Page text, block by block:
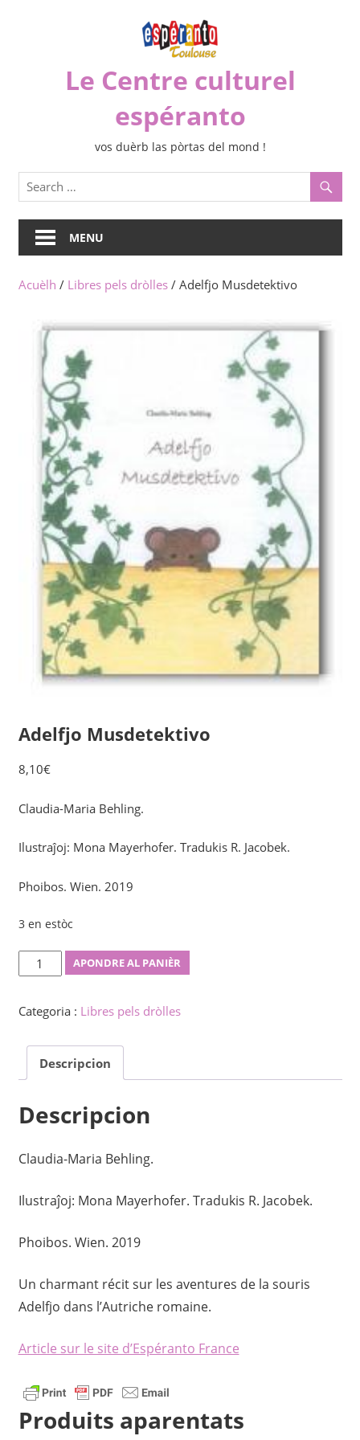
Le Centre culturel
espéranto
vos duèrb las pòrtas del mond !
MENU
Acuèlh / Libres pels dròlles/ Adelfjo Musdetektivo
Adelfjo Musdetektivo
8,10€
Claudia-Maria Behling.
Ilustraĵoj: Mona Mayerhofer. Tradukis R. Jacobek.
Phoibos. Wien. 2019
3 en estòc
Adelfjo
Musdetektivo
APONDRE AL PANIÈR
Categoria : Libres pels dròlles
Descripcion
Descripcion
Claudia-Maria Behling.
Ilustraĵoj: Mona Mayerhofer. Tradukis R. Jacobek.
Phoibos. Wien. 2019
Un charmant récit sur les aventures de la souris
Adelfjo dans l’Autriche romaine.
Article sur le site d’Espéranto France
Produits aparentats